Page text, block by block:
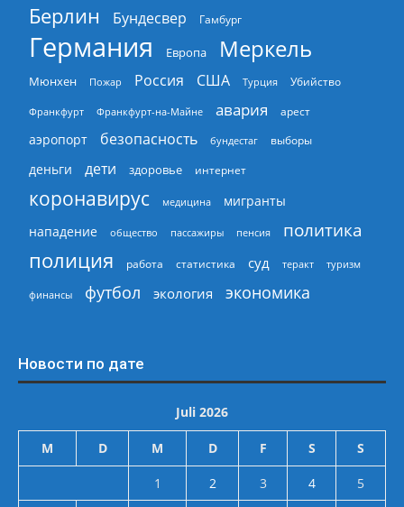
Берлин
Бундесвер Гамбург
Германия Европа Меркель
Мюнхен Пожар Россия США Турция Убийство
Франкфурт Франкфурт-на-Майне авария арест
аэропорт безопасность бундестаг выборы
деньги дети здоровье интернет
коронавирус медицина
мигранты
нападение
общество пассажиры пенсия политика
полиция работа статистика суд теракт туризм
финансы футбол экология экономика
Новости по дате
Juli 2026
M D M D F S S
1 2 3 4 5